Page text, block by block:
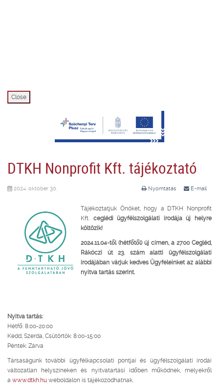
Close
DTKH Nonprofit Kft. tájékoztató
Nyomtatás E-mail
2024. október 30.
Tájékoztatjuk Önöket, hogy a DTKH Nonprofit
Kft. ceglédi ügyfélszolgálati irodája új helyre
költözik!
2024.11.04-től (hétfőtől) új címen, a 2700 Cegléd,
Rákóczi út 23. szám alatti ügyfélszolgálati
irodájában várjuk kedves Ügyfeleinket az alábbi
nyitva tartás szerint.
Nyitva tartás:
Hétfő: 8:00-20:00
Kedd, Szerda, Csütörtök: 8:00-15:00
Péntek: Zárva
Társaságunk további ügyfélkapcsolati pontjai és ügyfélszolgálati irodái
változatlan helyszíneken és nyitvatartási időben működnek, melyekről
a www.dtkh.hu weboldalon is tájékozódhatnak.